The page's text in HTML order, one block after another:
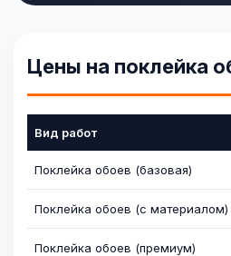
Цены на поклейка
Вид работ
Поклейка обоев (базовая)
Поклейка обоев (с материалом)
Поклейка обоев (премиум)